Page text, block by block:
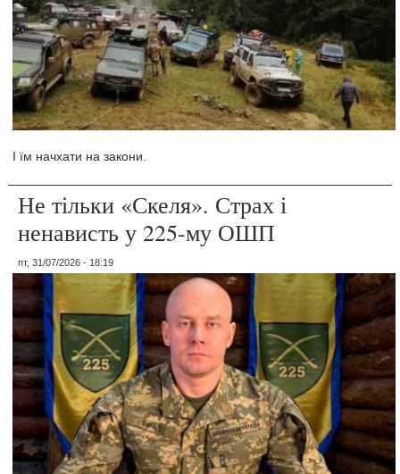
І їм начхати на закони.
Не тільки «Скеля». Страх і
ненависть у 225-му ОШП
пт, 31/07/2026 - 18:19